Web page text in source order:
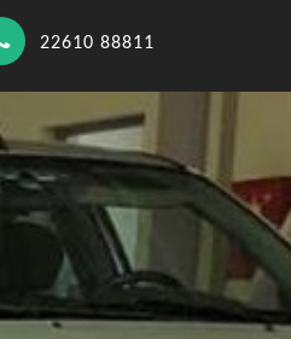
22610 88811